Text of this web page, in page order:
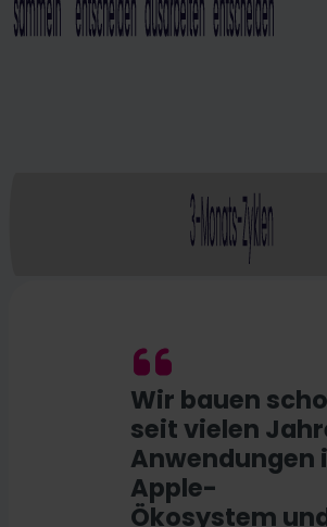
Wir bauen
seit vielen
Anwendungen
Apple-
Ökosystem